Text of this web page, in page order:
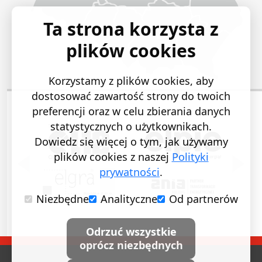
POPRZEDNI SLAJD
Ta strona korzysta z
plików cookies
Korzystamy z plików cookies, aby
dostosować zawartość strony do twoich
preferencji oraz w celu zbierania danych
statystycznych o użytkownikach.
Dowiedz się więcej o tym, jak używamy
plików cookies z naszej Polityki
prywatności.
Niezbędne
Analityczne Od partnerów
Odrzuć wszystkie
oprócz niezbędnych